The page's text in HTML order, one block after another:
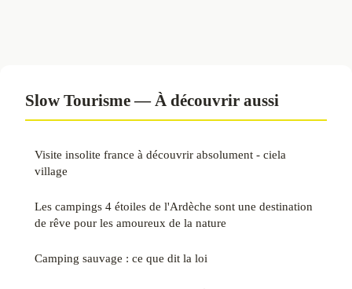
Slow Tourisme — À découvrir aussi
Visite insolite france à découvrir absolument - ciela
village
Les campings 4 étoiles de l'Ardèche sont une destination
de rêve pour les amoureux de la nature
Camping sauvage : ce que dit la loi